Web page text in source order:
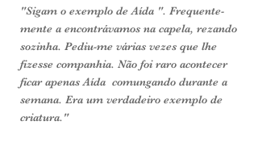
"Sigam o exemplo de Aída ". Frequente­
mente a encontrávamos na capela, rezando
sozinha. Pediu-me várias vezes que lhe
fizesse companhia. Não foi raro acontecer
ficar apenas Aída comungando durante a
semana. Era um verdadeiro exemplo de
criatura."